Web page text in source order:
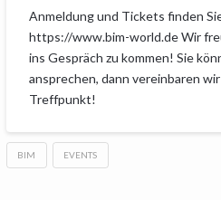
Anmeldung und Tickets finden
https://www.bim-world.de Wir
ins Gespräch zu kommen! Sie
ansprechen, dann vereinbaren
Treffpunkt!
BIM EVENTS